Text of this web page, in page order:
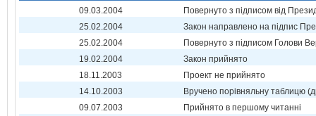
09.03.2004
Повернуто з підписом від
25.02.2004
Закон направлено на підпис
25.02.2004
Повернуто з підписом Голови
19.02.2004
Закон прийнято
18.11.2003
Проект не прийнято
14.10.2003
Вручено порівняльну таблицю
09.07.2003
Прийнято в першому читанні